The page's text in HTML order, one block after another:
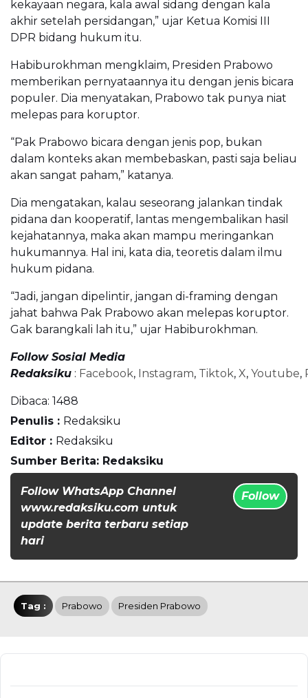
kekayaan negara, kala awal sidang dengan kala
akhir setelah persidangan,” ujar Ketua Komisi III
DPR bidang hukum itu.
Habiburokhman mengklaim, Presiden Prabowo
memberikan pernyataannya itu dengan jenis bicara
populer. Dia menyatakan, Prabowo tak punya niat
melepas para koruptor.
“Pak Prabowo bicara dengan jenis pop, bukan
dalam konteks akan membebaskan, pasti saja beliau
akan sangat paham,” katanya.
Dia mengatakan, kalau seseorang jalankan tindak
pidana dan kooperatif, lantas mengembalikan hasil
kejahatannya, maka akan mampu meringankan
hukumannya. Hal ini, kata dia, teoretis dalam ilmu
hukum pidana.
“Jadi, jangan dipelintir, jangan di-framing dengan
jahat bahwa Pak Prabowo akan melepas koruptor.
Gak barangkali lah itu,” ujar Habiburokhman.
Follow Sosial Media
Redaksiku : Facebook, Instagram, Tiktok, X, Youtube,
Dibaca: 1488
Penulis : Redaksiku
Editor : Redaksiku
Sumber Berita: Redaksiku
Follow WhatsApp Channel
www.redaksiku.com untuk
update berita terbaru setiap
hari
Follow
Tag : Prabowo Presiden Prabowo